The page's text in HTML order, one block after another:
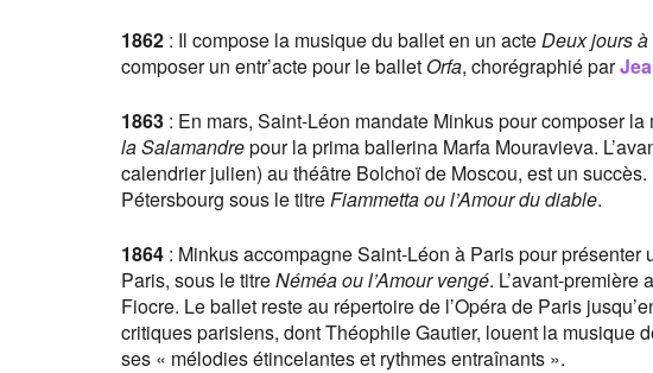
1862 : Il compose la musique du ballet en un acteDeux jours
composer un entr’acte pour le ballet Orfa, chorégraphié par
1863 : En mars, Saint-Léon mandate Minkus pour composer
la Salamandrepour la prima ballerina Marfa Mouravieva.
calendrier julien) au théâtre Bolchoï de Moscou, est un
Pétersbourg sous le titreFiammetta ou l’Amour du diable.
1864 : Minkus accompagne Saint-Léon à Paris pour
Paris, sous le titreNéméa ou l’Amour vengé. L’avant-
Fiocre. Le ballet reste au répertoire de l’Opéra de Paris
critiques parisiens, dont Théophile Gautier, louent la musique
ses « mélodies étincelantes et rythmes entraînants ».